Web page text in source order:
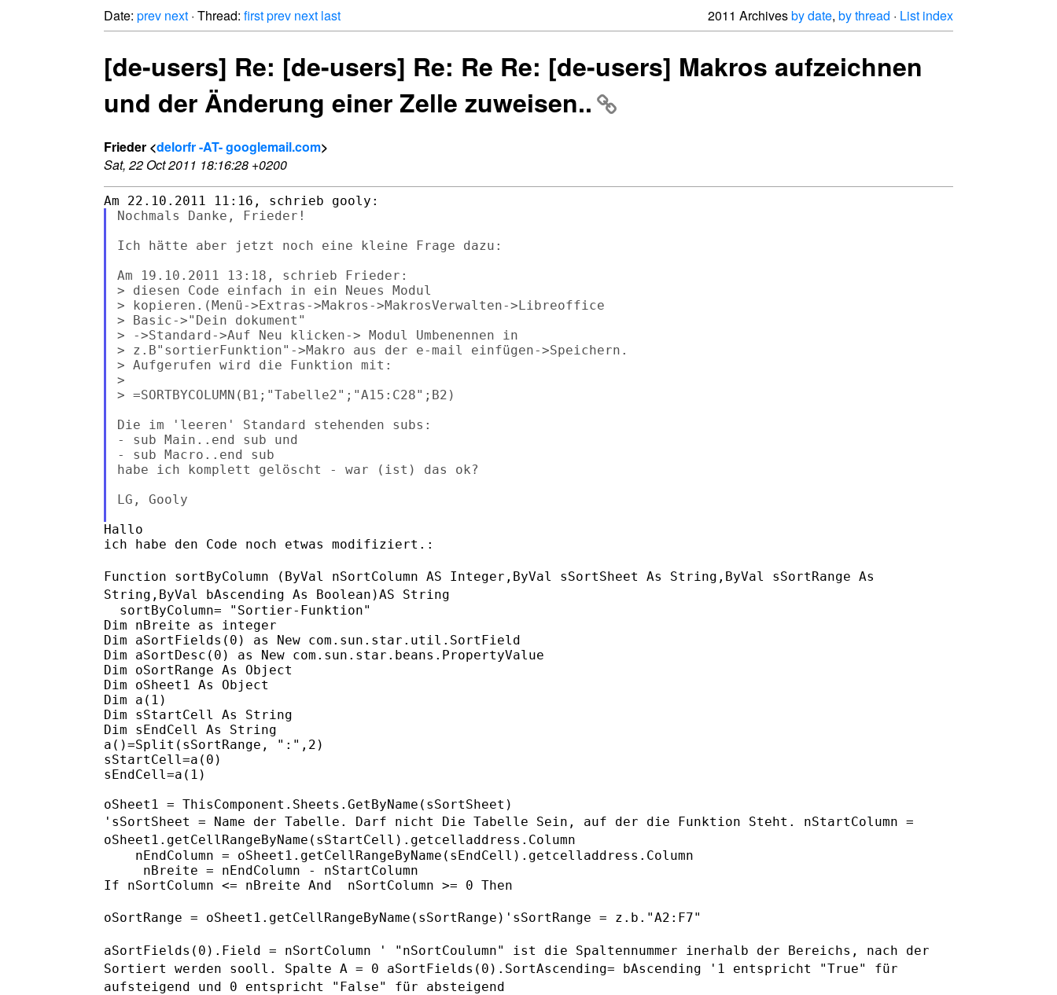
Date: prev next · Thread: firstprev next last 2011 Archivesby date, by thread · List index
[de-users] Re: [de-users] Re: Re Re: [de-users] Makros aufzeichnen
und der Änderung einer Zelle zuweisen..
Frieder <delorfr -AT- googlemail.com>
Sat, 22 Oct 2011 18:16:28 +0200
Nochmals Danke, Frieder!
Ich hätte aber jetzt noch eine kleine Frage dazu:
Am 19.10.2011 13:18, schrieb Frieder:
> diesen Code einfach in ein Neues Modul
> kopieren.(Menü->Extras->Makros->MakrosVerwalten->Libreoffice
> Basic->"Dein dokument"
> ->Standard->Auf Neu klicken-> Modul Umbenennen in
> z.B"sortierFunktion"->Makro aus der e-mail einfügen->Speichern.
> Aufgerufen wird die Funktion mit:
>
> =SORTBYCOLUMN(B1;"Tabelle2";"A15:C28";B2)
Die im 'leeren' Standard stehenden subs:
- sub Main..end sub und
- sub Macro..end sub
habe ich komplett gelöscht - war (ist) das ok?
LG, Gooly
Hallo
ich habe den Code noch etwas modifiziert.:
Function sortByColumn (ByVal nSortColumn AS Integer,ByVal sSortSheet As String,ByVal sSortRange As
String,ByVal bAscending As Boolean)AS String
  sortByColumn= "Sortier-Funktion"
Dim nBreite as integer
Dim aSortFields(0) as New com.sun.star.util.SortField
Dim aSortDesc(0) as New com.sun.star.beans.PropertyValue
Dim oSortRange As Object
Dim oSheet1 As Object
Dim a(1)
Dim sStartCell As String
Dim sEndCell As String
a()=Split(sSortRange, ":",2)
sStartCell=a(0)
sEndCell=a(1)
'sSortSheet = Name der Tabelle. Darf nicht Die Tabelle Sein, auf der die Funktion Steht. nStartColumn =
oSheet1.getCellRangeByName(sStartCell).getcelladdress.Column
    nEndColumn = oSheet1.getCellRangeByName(sEndCell).getcelladdress.Column
     nBreite = nEndColumn - nStartColumn
If nSortColumn <= nBreite And  nSortColumn >= 0 Then
oSortRange = oSheet1.getCellRangeByName(sSortRange)'sSortRange = z.b."A2:F7"
aSortFields(0).Field = nSortColumn ' "nSortCoulumn" ist die Spaltennummer inerhalb der Bereichs, nach der
Sortiert werden sooll. Spalte A = 0 aSortFields(0).SortAscending= bAscending '1 entspricht "True" für
aufsteigend und 0 entspricht "False" für absteigend